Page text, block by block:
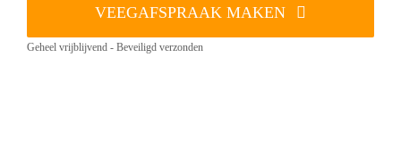
VEEGAFSPRAAK MAKEN
Geheel vrijblijvend - Beveiligd verzonden